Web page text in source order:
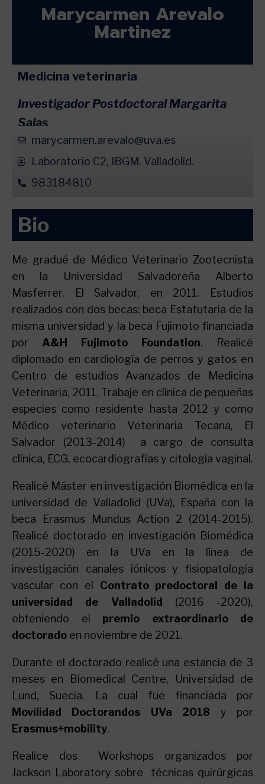
Marycarmen Arevalo
Martinez
Medicina veterinaria
Investigador Postdoctoral Margarita
Salas
marycarmen.arevalo@uva.es
Laboratorio C2, IBGM. Valladolid.
983184810
Bio
Me gradué de Médico Veterinario Zootecnista
en la Universidad Salvadoreña Alberto
Masferrer, El Salvador, en 2011. Estudios
realizados con dos becas: beca Estatutaria de la
misma universidad y la beca Fujimoto financiada
por A&H Fujimoto Foundation. Realicé
diplomado en cardiología de perros y gatos en
Centro de estudios Avanzados de Medicina
Veterinaria, 2011. Trabaje en clínica de pequeñas
especies como residente hasta 2012 y como
Médico veterinario Veterinaria Tecana, El
Salvador (2013-2014) a cargo de consulta
clínica, ECG, ecocardiografías y citología vaginal.
Realicé Máster en investigación Biomédica en la
universidad de Valladolid (UVa), España con la
beca Erasmus Mundus Action 2 (2014-2015).
Realicé doctorado en investigación Biomédica
(2015-2020) en la UVa en la línea de
investigación canales iónicos y fisiopatología
vascular con el Contrato predoctoral de la
universidad de Valladolid
(2016 -2020),
obteniendo el premio extraordinario de
doctorado en noviembre de 2021.
Durante el doctorado realicé una estancia de 3
meses en Biomedical Centre, Universidad de
Lund, Suecia. La cual fue financiada por
Movilidad Doctorandos UVa 2018 y por
Erasmus+mobility.
Realice dos Workshops organizados por
Jackson Laboratory sobre técnicas quirúrgicas